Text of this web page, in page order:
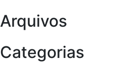
Arquivos
Categorias